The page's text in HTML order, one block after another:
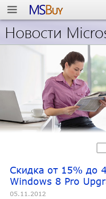
Новости
Скидка от 15% до
Windows 8 Pro
05.11.2012